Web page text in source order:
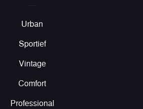
Urban
Sportief
Vintage
Comfort
Professional